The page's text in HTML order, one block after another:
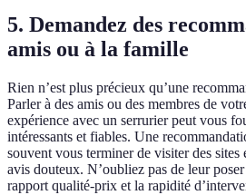
5. Demandez des
amis ou à la famille
Rien n’est plus précieux qu’une
Parler à des amis ou des membres de
expérience avec un serrurier peut vous
intéressants et fiables. Une
souvent vous terminer de visiter des sites
avis douteux. N’oubliez pas de leur
rapport qualité-prix et la rapidité